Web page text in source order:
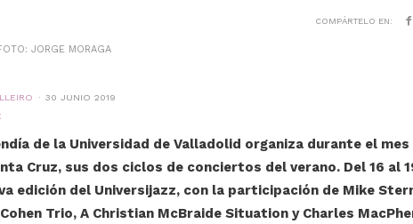
COMPÁRTELO EN:
JORGE MORAGA
30 JUNIO 2019
de la Universidad de Valladolid organiza durante el mes
Cruz, sus dos ciclos de conciertos del verano. Del 16 al
edición del Universijazz, con la participación de Mike
Cohen Trio, A Christian McBraide Situation y Charles